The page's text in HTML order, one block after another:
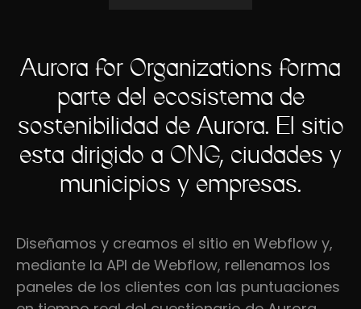
Aurora for Organizations forma
parte del ecosistema de
sostenibilidad de Aurora. El sitio
está dirigido a ONG, ciudades y
municipios y empresas.
Diseñamos y creamos el sitio en Webflow y,
mediante la API de Webflow, rellenamos los
paneles de los clientes con las puntuaciones